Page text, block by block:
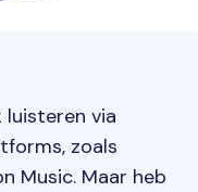
luisteren via
zoals
Music. Maar heb